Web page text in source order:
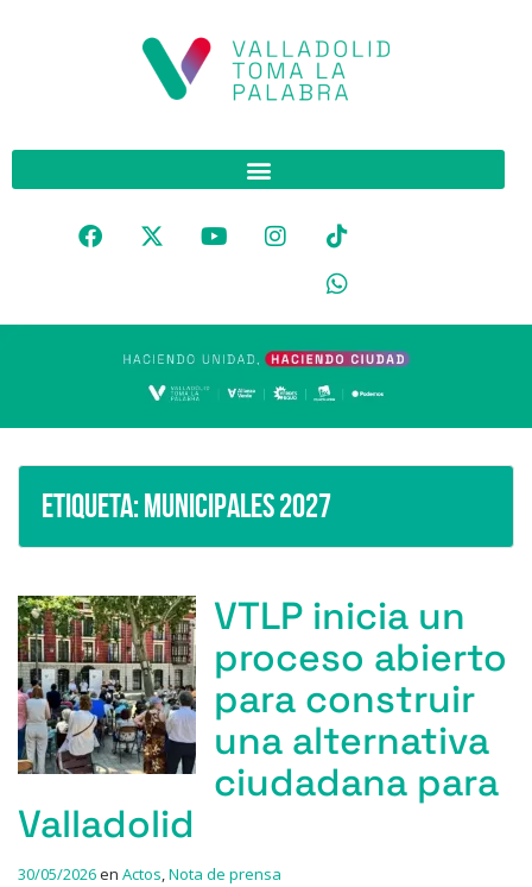
Etiqueta:municipales 2027
VTLP inicia un
proceso abierto
para construir
una alternativa
ciudadana para
Valladolid
30/05/2026en Actos,Nota de prensa